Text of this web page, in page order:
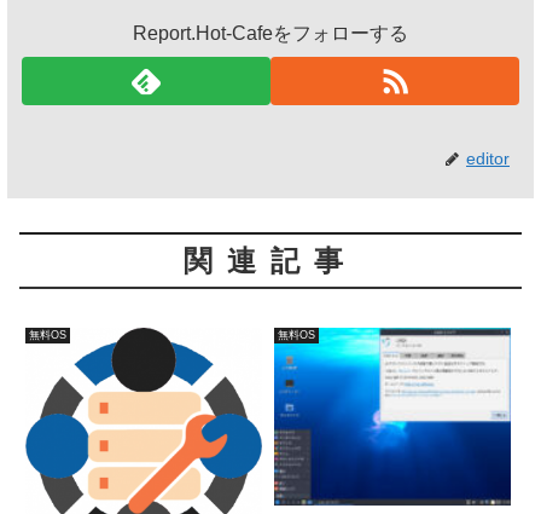
Report.Hot-Cafeをフォローする
editor
関連記事
無料OS 無料OS